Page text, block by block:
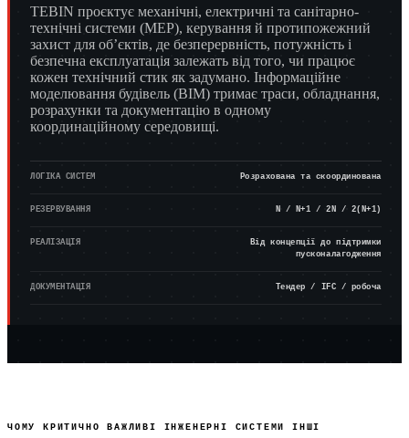
TEBIN проєктує механічні, електричні та санітарно-
технічні системи (MEP), керування й протипожежний
захист для обʼєктів, де безперервність, потужність і
безпечна експлуатація залежать від того, чи працює
кожен технічний стик як задумано. Інформаційне
моделювання будівель (BIM) тримає траси, обладнання,
розрахунки та документацію в одному
координаційному середовищі.
ЛОГІКА СИСТЕМ Розрахована та скоординована
РЕЗЕРВУВАННЯ N / N+1 / 2N / 2(N+1)
РЕАЛІЗАЦІЯ
Від концепції до підтримки
пусконалагодження
ДОКУМЕНТАЦІЯ Тендер / IFC / робоча
ЧОМУ КРИТИЧНО ВАЖЛИВІ ІНЖЕНЕРНІ СИСТЕМИ ІНШІ